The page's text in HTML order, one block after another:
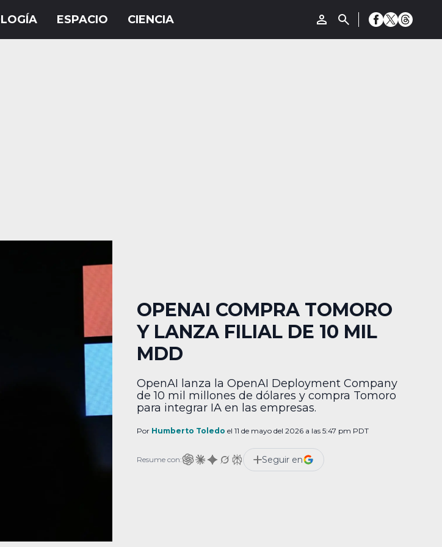
OPENAI COMPRA TOMORO
Y LANZA FILIAL DE 10 MIL
MDD
OpenAI lanza la OpenAI Deployment Company
de 10 mil millones de dólares y compra Tomoro
para integrar IA en las empresas.
Por Humberto Toledo el 11 de mayo del 2026 a las 5:47 pm PDT
Resume con: Seguir en